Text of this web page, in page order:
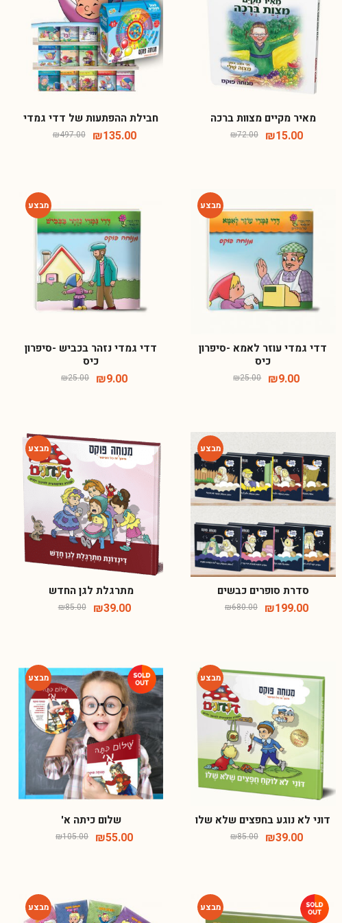
מאיר מקיים מצוות ברכה
₪72.00 ₪15.00
חבילת ההפתעות של דדי גמדי
₪497.00 ₪135.00
-64%
דדי גמדי עוזר לאמא -סיפרון
כיס
₪25.00 ₪9.00
-64%
דדי גמדי נזהר בכביש -סיפרון
כיס
₪25.00 ₪9.00
-71%
סדרת סופרים כבשים
₪680.00 ₪199.00
-54%
מתרגלת לגן החדש
₪85.00 ₪39.00
-54%
דוני לא נוגע בחפצים שלא שלו
₪85.00 ₪39.00
-48%
שלום כיתה א'
₪105.00 ₪55.00